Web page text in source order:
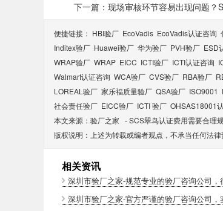
下一篇：现场审核环节容易出现问题
便捷链接： HBI验厂 EcoVadis EcoVadis​认证咨询
Inditex验厂 Huawei验厂 华为验厂 PVH验厂 ESD
WRAP验厂 WRAP EICC ICTI验厂 ICTI认证咨询
Walmart认证咨询 WCA验厂 CVS验厂 RBA验厂
LOREAL验厂 家乐福质量验厂 QSA验厂 ISO9001
社会责任验厂 EICC验厂 ICTI 验厂 OHSAS18001
本文来源： 验厂之家 -SCS翠鸟认证费用需要合理
版权说明：上述为转载或编者观点，不承当任何法
相关资讯
深圳市验厂之家-规范专业的验厂咨询公司
深圳市验厂之家-官方严谨的验厂咨询公司